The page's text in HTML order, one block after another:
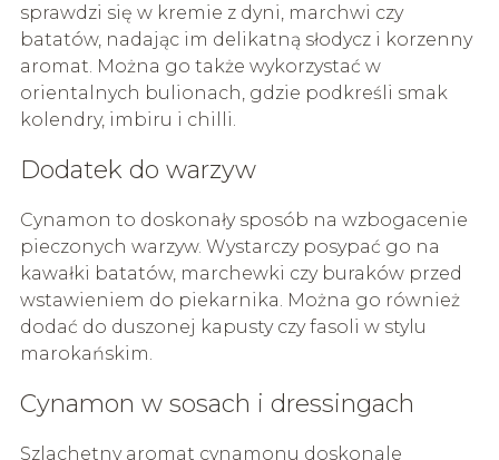
sprawdzi się w kremie z dyni, marchwi czy
batatów, nadając im delikatną słodycz i korzenny
aromat. Można go także wykorzystać w
orientalnych bulionach, gdzie podkreśli smak
kolendry, imbiru i chilli.
Dodatek do warzyw
Cynamon to doskonały sposób na wzbogacenie
pieczonych warzyw. Wystarczy posypać go na
kawałki batatów, marchewki czy buraków przed
wstawieniem do piekarnika. Można go również
dodać do duszonej kapusty czy fasoli w stylu
marokańskim.
Cynamon w sosach i dressingach
Szlachetny aromat cynamonu doskonale